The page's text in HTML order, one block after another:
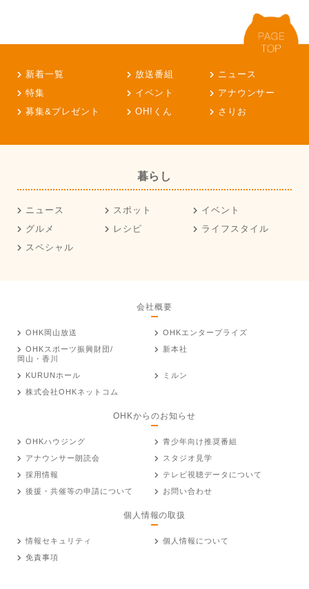
新着一覧 放送番組
ニュース
特集
イベント
アナウンサー
募集&プレゼント
OH!くん さりお
暮らし
ニュース スポット
イベント
グルメ
レシピ
ライフスタイル
スペシャル
会社概要
OHK岡山放送
OHKエンタープライズ
OHKスポーツ振興財団/
岡山・香川
新本社
KURUNホール
ミルン
株式会社OHKネットコム
OHKからのお知らせ
OHKハウジング
青少年向け推奨番組
アナウンサー朗読会
スタジオ見学
採用情報
テレビ視聴データについて
後援・共催等の申請について
お問い合わせ
個人情報の取扱
情報セキュリティ
個人情報について
免責事項